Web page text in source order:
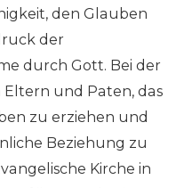
den Glauben
der
durch Gott. Bei der
und Paten, das
zu erziehen und
Beziehung zu
Kirche in